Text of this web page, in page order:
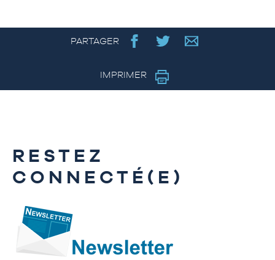
PARTAGER
IMPRIMER
RESTEZ
CONNECTÉ(E)